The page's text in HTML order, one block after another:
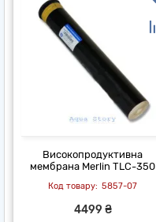
Високопродуктивна
мембрана Merlin TLC-350
5857-07
4499 ₴